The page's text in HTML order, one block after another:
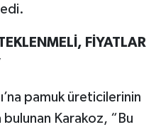
FİYATLAR
pamuk üreticilerinin
bulunan Karakoz, “Bu